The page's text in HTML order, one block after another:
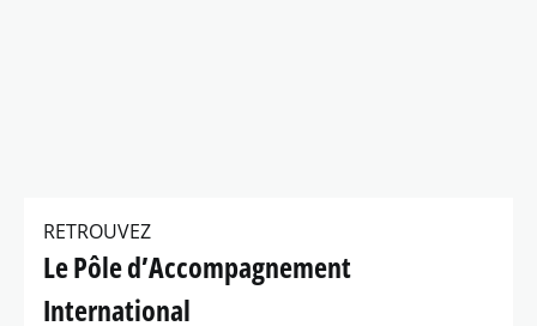
RETROUVEZ
Le Pôle d’Accompagnement
International